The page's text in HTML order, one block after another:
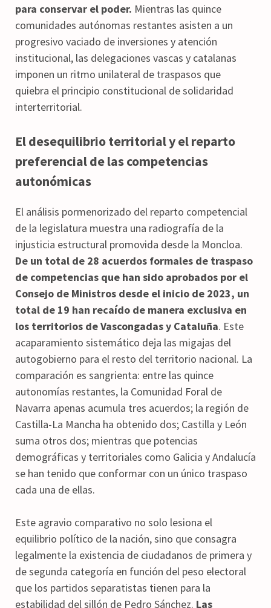
para conservar el poder. Mientras las quince
comunidades autónomas restantes asisten a un
progresivo vaciado de inversiones y atención
institucional, las delegaciones vascas y catalanas
imponen un ritmo unilateral de traspasos que
quiebra el principio constitucional de solidaridad
interterritorial.
El desequilibrio territorial y el reparto
preferencial de las competencias
autonómicas
El análisis pormenorizado del reparto competencial
de la legislatura muestra una radiografía de la
injusticia estructural promovida desde la Moncloa.
De un total de 28 acuerdos formales de traspaso
de competencias que han sido aprobados por el
Consejo de Ministros desde el inicio de 2023, un
total de 19 han recaído de manera exclusiva en
los territorios de Vascongadas y Cataluña. Este
acaparamiento sistemático deja las migajas del
autogobierno para el resto del territorio nacional. La
comparación es sangrienta: entre las quince
autonomías restantes, la Comunidad Foral de
Navarra apenas acumula tres acuerdos; la región de
Castilla-La Mancha ha obtenido dos; Castilla y León
suma otros dos; mientras que potencias
demográficas y territoriales como Galicia y Andalucía
se han tenido que conformar con un único traspaso
cada una de ellas.
Este agravio comparativo no solo lesiona el
equilibrio político de la nación, sino que consagra
legalmente la existencia de ciudadanos de primera y
de segunda categoría en función del peso electoral
que los partidos separatistas tienen para la
estabilidad del sillón de Pedro Sánchez. Las